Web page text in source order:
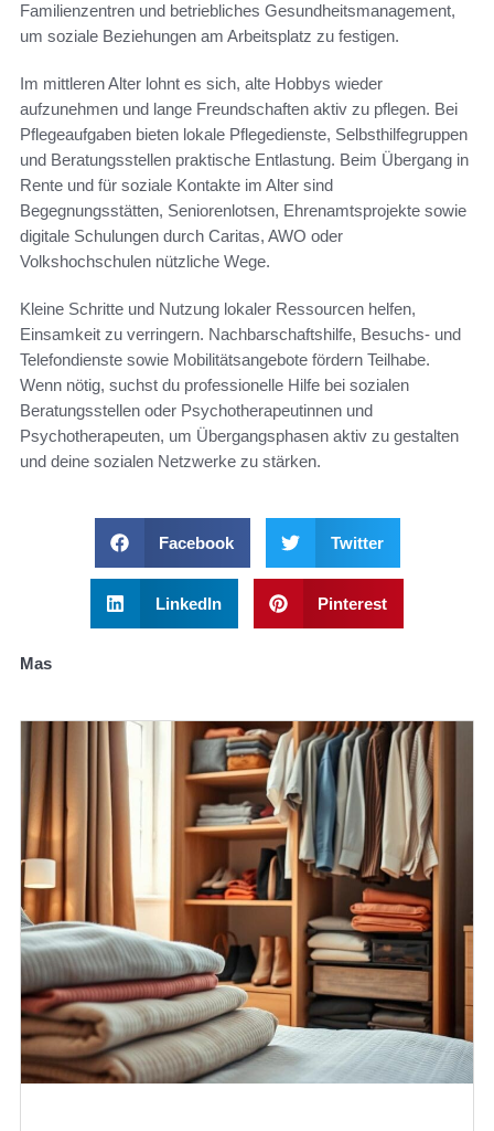
Familienzentren und betriebliches Gesundheitsmanagement,
um soziale Beziehungen am Arbeitsplatz zu festigen.
Im mittleren Alter lohnt es sich, alte Hobbys wieder
aufzunehmen und lange Freundschaften aktiv zu pflegen. Bei
Pflegeaufgaben bieten lokale Pflegedienste, Selbsthilfegruppen
und Beratungsstellen praktische Entlastung. Beim Übergang in
Rente und für soziale Kontakte im Alter sind
Begegnungsstätten, Seniorenlotsen, Ehrenamtsprojekte sowie
digitale Schulungen durch Caritas, AWO oder
Volkshochschulen nützliche Wege.
Kleine Schritte und Nutzung lokaler Ressourcen helfen,
Einsamkeit zu verringern. Nachbarschaftshilfe, Besuchs- und
Telefondienste sowie Mobilitätsangebote fördern Teilhabe.
Wenn nötig, suchst du professionelle Hilfe bei sozialen
Beratungsstellen oder Psychotherapeutinnen und
Psychotherapeuten, um Übergangsphasen aktiv zu gestalten
und deine sozialen Netzwerke zu stärken.
Facebook Twitter
LinkedIn Pinterest
Mas